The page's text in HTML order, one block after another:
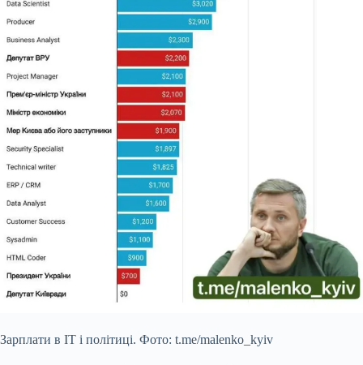
Зарплати в IT і політиці. Фото: t.me/malenko_kyiv